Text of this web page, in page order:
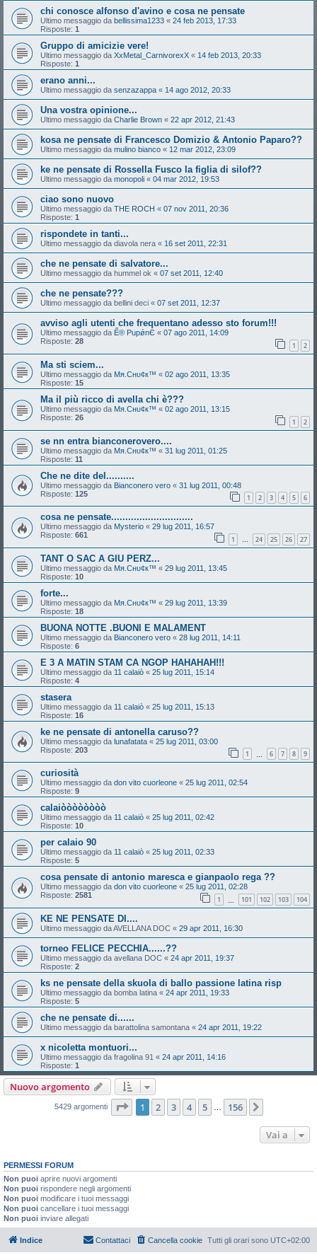
chi conosce alfonso d'avino e cosa ne pensate
Ultimo messaggio da bellissima1233 « 24 feb 2013, 17:33
Risposte: 1
Gruppo di amicizie vere!
Ultimo messaggio da XxMetal_CarnivorexX « 14 feb 2013, 20:33
Risposte: 1
erano anni...
Ultimo messaggio da senzazappa « 14 ago 2012, 20:33
Una vostra opinione...
Ultimo messaggio da Charlie Brown « 22 apr 2012, 21:43
kosa ne pensate di Francesco Domizio & Antonio Paparo??
Ultimo messaggio da mulino bianco « 12 mar 2012, 23:09
ke ne pensate di Rossella Fusco la figlia di silof??
Ultimo messaggio da monopoli « 04 mar 2012, 19:53
ciao sono nuovo
Ultimo messaggio da THE ROCH « 07 nov 2011, 20:36
Risposte: 1
rispondete in tanti...
Ultimo messaggio da diavola nera « 16 set 2011, 22:31
che ne pensate di salvatore...
Ultimo messaggio da hummel ok « 07 set 2011, 12:40
che ne pensate???
Ultimo messaggio da bellini deci « 07 set 2011, 12:37
avviso agli utenti che frequentano adesso sto forum!!!
Ultimo messaggio da Ể® PupǿnЄ « 07 ago 2011, 14:09
Risposte: 28 1 2
Ma sti sciem...
Ultimo messaggio da Mя.Cнυ¢к™ « 02 ago 2011, 13:35
Risposte: 15
Ma il più ricco di avella chi è???
Ultimo messaggio da Mя.Cнυ¢к™ « 02 ago 2011, 13:15
Risposte: 26 1 2
se nn entra bianconerovero....
Ultimo messaggio da Mя.Cнυ¢к™ « 31 lug 2011, 01:25
Risposte: 11
Che ne dite del..........
Ultimo messaggio da Bianconero vero « 31 lug 2011, 00:48
Risposte: 125 1 2 3 4 5 6
cosa ne pensate.............................
Ultimo messaggio da Mysterio « 29 lug 2011, 16:57
Risposte: 661 1 … 24 25 26 27
TANT O SAC A GIU PERZ...
Ultimo messaggio da Mя.Cнυ¢к™ « 29 lug 2011, 13:45
Risposte: 10
forte...
Ultimo messaggio da Mя.Cнυ¢к™ « 29 lug 2011, 13:39
Risposte: 18
BUONA NOTTE .BUONI E MALAMENT
Ultimo messaggio da Bianconero vero « 28 lug 2011, 14:11
Risposte: 6
E 3 A MATIN STAM CA NGOP HAHAHAH!!!
Ultimo messaggio da 11 calaiò « 25 lug 2011, 15:14
Risposte: 4
stasera
Ultimo messaggio da 11 calaiò « 25 lug 2011, 15:13
Risposte: 16
ke ne pensate di antonella caruso??
Ultimo messaggio da lunafatata « 25 lug 2011, 03:00
Risposte: 203 1 6 7 8 9
curiosità
Ultimo messaggio da don vito cuorleone « 25 lug 2011, 02:54
Risposte: 9
calaiòòòòòòòò
Ultimo messaggio da 11 calaiò « 25 lug 2011, 02:42
Risposte: 10
per calaio 90
Ultimo messaggio da 11 calaiò « 25 lug 2011, 02:33
Risposte: 5
cosa pensate di antonio maresca e gianpaolo rega ??
Ultimo messaggio da don vito cuorleone « 25 lug 2011, 02:28
Risposte: 2581 1 101 102 103 104
KE NE PENSATE DI....
Ultimo messaggio daAVELLANA DOC « 29 apr 2011, 16:30
torneo FELICE PECCHIA......??
Ultimo messaggio da avellana DOC « 24 apr 2011, 19:37
Risposte: 2
ks ne pensate della skuola di ballo passione latina risp
Ultimo messaggio da bomba latina « 24 apr 2011, 19:33
Risposte: 5
che ne pensate di......
Ultimo messaggio da barattolina samontana « 24 apr 2011, 19:22
x nicoletta montuori...
Ultimo messaggio da fragolina 91 « 24 apr 2011, 14:16
Risposte: 1
Nuovo argomento
5429 argomenti Pagina di 156
1 2 3 4 5 156
Vai a
PERMESSI FORUM
Non puoi aprire nuovi argomenti
Non puoi rispondere negli argomenti
Non puoi modificare i tuoi messaggi
Non puoi cancellare i tuoi messaggi
Non puoi inviare allegati
Indice Tutti gli orari sono UTC+02:00
Cancella cookie
Contattaci